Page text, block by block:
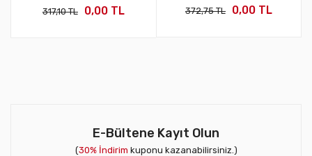
317,10 TL 0,00 TL 372,75 TL 0,00 TL
E-Bültene Kayıt Olun
(30% İndirim kuponu kazanabilirsiniz.)